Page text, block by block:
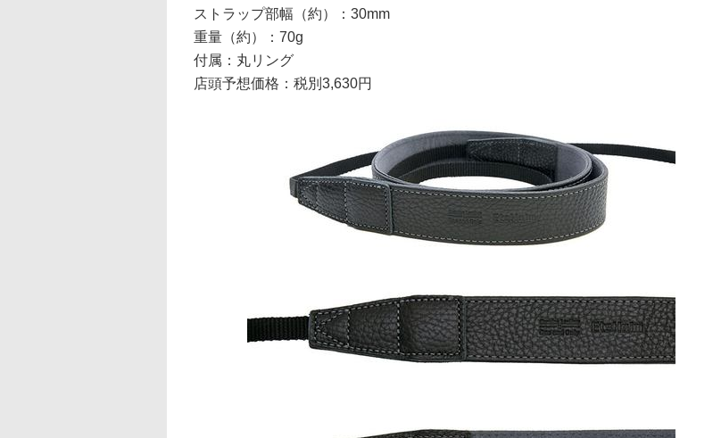
ストラップ部幅（約）：30mm
重量（約）：70g
付属：丸リング
店頭予想価格：税別3,630円